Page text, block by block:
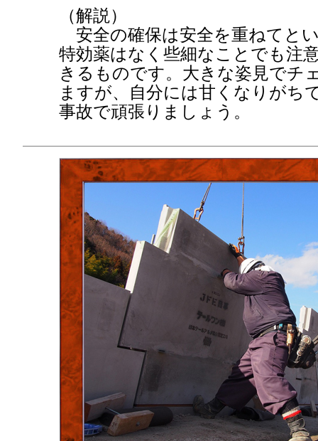
（解説）
安全の確保は安全を重ねてと
特効薬はなく些細なことでも注
きるものです。大きな姿見でチ
ますが、自分には甘くなりがち
事故で頑張りましょう。